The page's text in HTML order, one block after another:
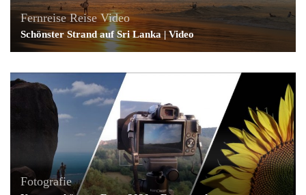
Fernreise Reise Video
Schönster Strand auf Sri Lanka | Video
Fotografie